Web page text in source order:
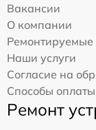
Вакансии
О компании
Ремонтируемые
Наши услуги
Согласие на
Способы оплаты
Ремонт